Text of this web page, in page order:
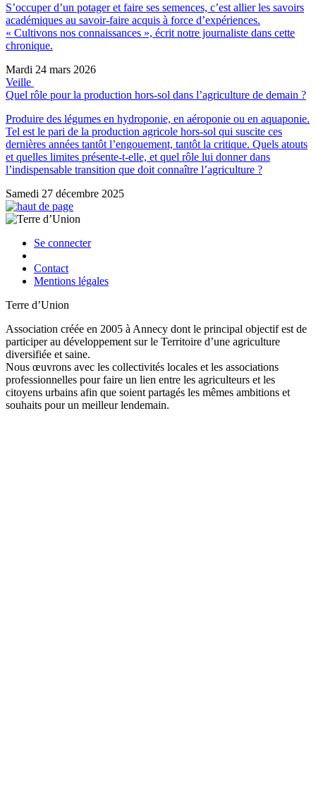
S’occuper d’un potager et faire ses semences, c’est allier les savoirs
académiques au savoir-faire acquis à force d’expériences.
« Cultivons nos connaissances », écrit notre journaliste dans cette
chronique.
Mardi 24 mars 2026
Veille
Quel rôle pour la production hors-sol dans l’agriculture de demain ?
Produire des légumes en hydroponie, en aéroponie ou en aquaponie.
Tel est le pari de la production agricole hors-sol qui suscite ces
dernières années tantôt l’engouement, tantôt la critique. Quels atouts
et quelles limites présente-t-elle, et quel rôle lui donner dans
l’indispensable transition que doit connaître l’agriculture ?
Samedi 27 décembre 2025
Se connecter
Contact
Mentions légales
Terre d’Union
Association créée en 2005 à Annecy dont le principal objectif est de
participer au développement sur le Territoire d’une agriculture
diversifiée et saine.
Nous œuvrons avec les collectivités locales et les associations
professionnelles pour faire un lien entre les agriculteurs et les
citoyens urbains afin que soient partagés les mêmes ambitions et
souhaits pour un meilleur lendemain.